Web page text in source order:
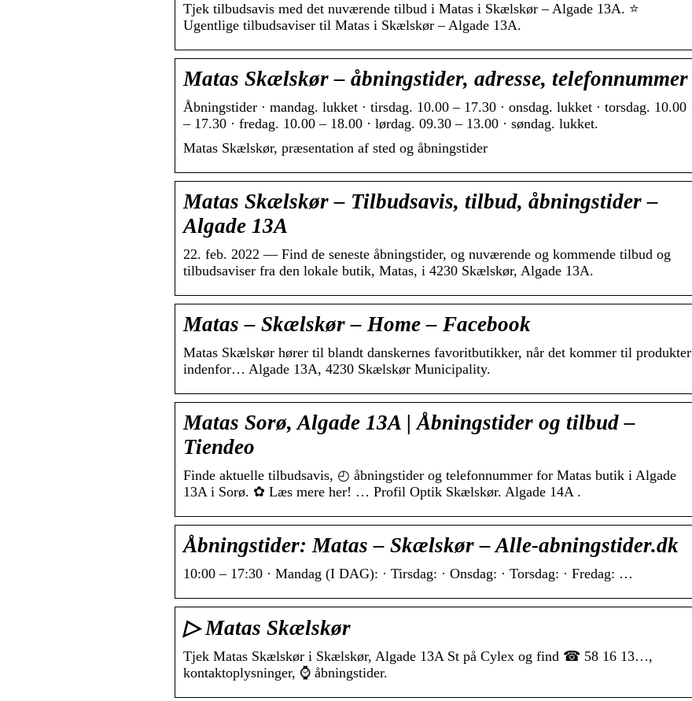
Tjek tilbudsavis med det nuværende tilbud i Matas i Skælskør – Algade 13A. ⭐
Ugentlige tilbudsaviser til Matas i Skælskør – Algade 13A.
Matas Skælskør – åbningstider, adresse, telefonnummer
Åbningstider · mandag. lukket · tirsdag. 10.00 – 17.30 · onsdag. lukket · torsdag. 10.00
– 17.30 · fredag. 10.00 – 18.00 · lørdag. 09.30 – 13.00 · søndag. lukket.
Matas Skælskør, præsentation af sted og åbningstider
Matas Skælskør – Tilbudsavis, tilbud, åbningstider –
Algade 13A
22. feb. 2022 — Find de seneste åbningstider, og nuværende og kommende tilbud og
tilbudsaviser fra den lokale butik, Matas, i 4230 Skælskør, Algade 13A.
Matas – Skælskør – Home – Facebook
Matas Skælskør hører til blandt danskernes favoritbutikker, når det kommer til produkter
indenfor… Algade 13A, 4230 Skælskør Municipality.
Matas Sorø, Algade 13A | Åbningstider og tilbud –
Tiendeo
Finde aktuelle tilbudsavis, ◴ åbningstider og telefonnummer for Matas butik i Algade
13A i Sorø. ✿ Læs mere her! … Profil Optik Skælskør. Algade 14A .
Åbningstider: Matas – Skælskør – Alle-abningstider.dk
10:00 – 17:30 · Mandag (I DAG): · Tirsdag: · Onsdag: · Torsdag: · Fredag: …
▷ Matas Skælskør
Tjek Matas Skælskør i Skælskør, Algade 13A St på Cylex og find ☎ 58 16 13…,
kontaktoplysninger, ⌚ åbningstider.